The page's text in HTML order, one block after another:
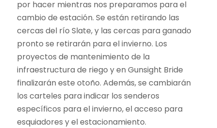
por hacer mientras nos preparamos para el
cambio de estación. Se están retirando las
cercas del río Slate, y las cercas para ganado
pronto se retirarán para el invierno. Los
proyectos de mantenimiento de la
infraestructura de riego y en Gunsight Bride
finalizarán este otoño. Además, se cambiarán
los carteles para indicar los senderos
específicos para el invierno, el acceso para
esquiadores y el estacionamiento.